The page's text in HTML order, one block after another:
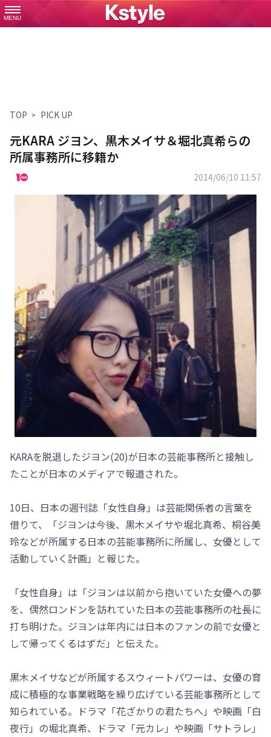
MENU
TOP PICK UP
元KARA ジヨン、黒木メイサ＆堀北真希らの
所属事務所に移籍か
2014/06/10 11:57
KARAを脱退したジヨン(20)が日本の芸能事務所と接触し
たことが日本のメディアで報道された。
10日、日本の週刊誌「女性自身」は芸能関係者の言葉を
借りて、「ジヨンは今後、黒木メイサや堀北真希、桐谷美
玲などが所属する日本の芸能事務所に所属し、女優として
活動していく計画」と報じた。
「女性自身」は「ジヨンは以前から抱いていた女優への夢
を、偶然ロンドンを訪れていた日本の芸能事務所の社長に
打ち明けた。ジヨンは年内には日本のファンの前で女優と
して帰ってくるはずだ」と伝えた。
黒木メイサなどが所属するスウィートパワーは、女優の育
成に積極的な事業戦略を繰り広げている芸能事務所として
知られている。ドラマ「花ざかりの君たちへ」や映画「白
夜行」の堀北真希、ドラマ「元カレ」や映画「サトラレ」